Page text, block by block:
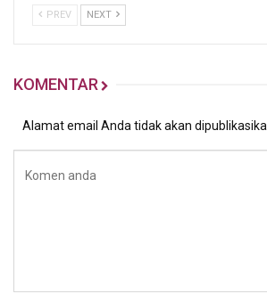
PREV NEXT
KOMENTAR
Alamat email Anda tidak akan